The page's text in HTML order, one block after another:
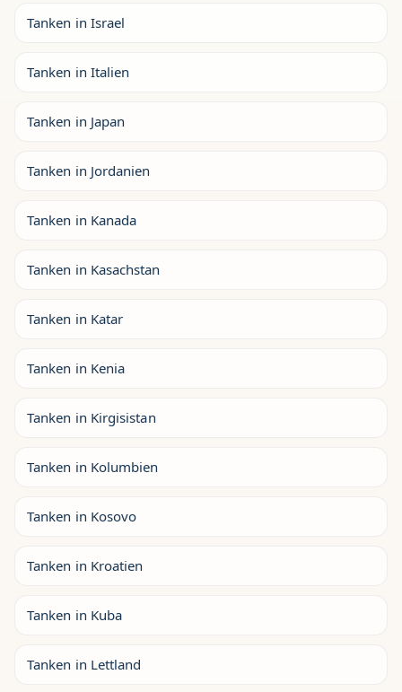
Tanken in Israel
Tanken in Italien
Tanken in Japan
Tanken in Jordanien
Tanken in Kanada
Tanken in Kasachstan
Tanken in Katar
Tanken in Kenia
Tanken in Kirgisistan
Tanken in Kolumbien
Tanken in Kosovo
Tanken in Kroatien
Tanken in Kuba
Tanken in Lettland